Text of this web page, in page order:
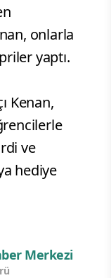
onlarla
yaptı.
Kenan,
ve
hediye
Merkezi